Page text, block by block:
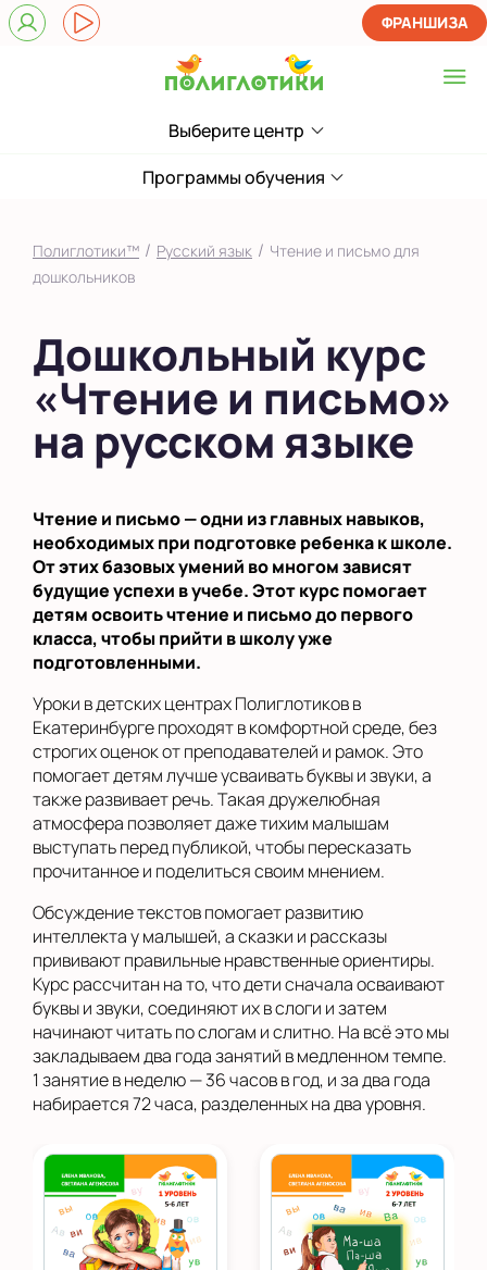
Выберите центр
Выберите центр
в Кировском районе
ФРАНШИЗА
Программы обучения
Полиглотики™ / Русский язык / Чтение и письмо для
дошкольников
Дошкольный курс
«Чтение и письмо»
на русском языке
Чтение и письмо — одни из главных навыков,
необходимых при подготовке ребенка к школе.
От этих базовых умений во многом зависят
будущие успехи в учебе. Этот курс помогает
детям освоить чтение и письмо до первого
класса, чтобы прийти в школу уже
подготовленными.
Уроки в детских центрах Полиглотиков в
Екатеринбурге проходят в комфортной среде, без
строгих оценок от преподавателей и рамок. Это
помогает детям лучше усваивать буквы и звуки, а
также развивает речь. Такая дружелюбная
атмосфера позволяет даже тихим малышам
выступать перед публикой, чтобы пересказать
прочитанное и поделиться своим мнением.
Обсуждение текстов помогает развитию
интеллекта у малышей, а сказки и рассказы
прививают правильные нравственные ориентиры.
Курс рассчитан на то, что дети сначала осваивают
буквы и звуки, соединяют их в слоги и затем
начинают читать по слогам и слитно. На всё это мы
закладываем два года занятий в медленном темпе.
1 занятие в неделю — 36 часов в год, и за два года
набирается 72 часа, разделенных на два уровня.